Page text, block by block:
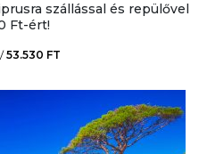
szállással és repülővel
Ft-ért!
/53.530 FT